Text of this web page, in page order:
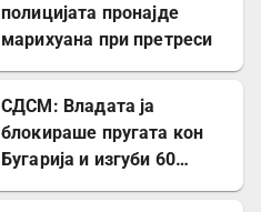
полицијата пронајде
марихуана при претреси
СДСМ: Владата ја
блокираше пругата кон
Бугарија и изгуби 60